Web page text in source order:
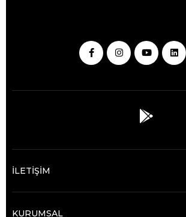
İLETİŞİM
KURUMSAL